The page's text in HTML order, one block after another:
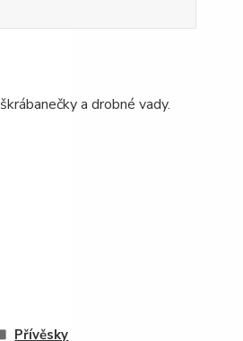
a drobné vady.
Přívěsky